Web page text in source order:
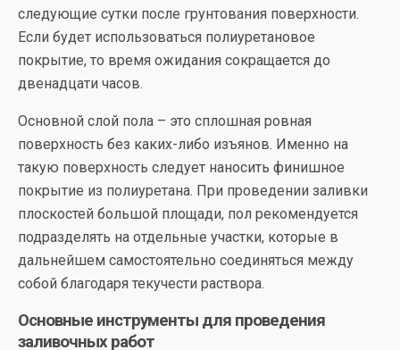
следующие сутки после грунтования поверхности.
Если будет использоваться полиуретановое
покрытие, то время ожидания сокращается до
двенадцати часов.
Основной слой пола – это сплошная ровная
поверхность без каких-либо изъянов. Именно на
такую поверхность следует наносить финишное
покрытие из полиуретана. При проведении заливки
плоскостей большой площади, пол рекомендуется
подразделять на отдельные участки, которые в
дальнейшем самостоятельно соединяться между
собой благодаря текучести раствора.
Основные инструменты для проведения
заливочных работ